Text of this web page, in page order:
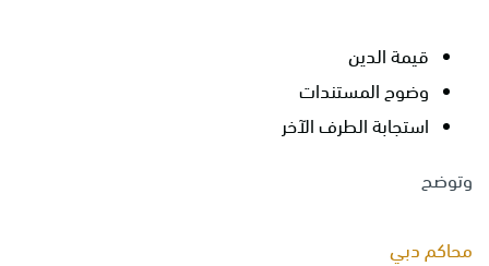
قيمة الدين
وضوح المستندات
استجابة الطرف الآخر
وتوضح
محاكم دبي